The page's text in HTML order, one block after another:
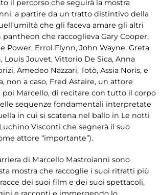
il percorso che seguirà la mostra
a partire da un tratto distintivo della
che gli faceva amare gli altri
che raccoglieva Gary Cooper,
Power, Errol Flynn, John Wayne, Greta
Louis Jouvet, Vittorio De Sica, Anna
Amedeo Nazzari, Totò, Assia Noris, e
non a caso, Fred Astaire, un attore
poi Marcello, di recitare con tutto il corpo
sequenze fondamentali interpretate
in cui si scatena nel ballo in Le notti
Visconti che segnerà il suo
attore “importante”).
di Marcello Mastroianni sono
mostra che raccoglie i suoi ritratti più
dei suoi film e dei suoi spettacoli,